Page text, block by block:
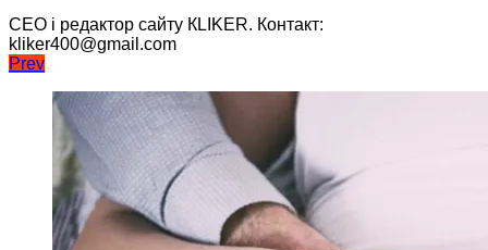
CEO і редактор сайту КLIKER. Контакт:
kliker400@gmail.com
Навігація
записів
Prev